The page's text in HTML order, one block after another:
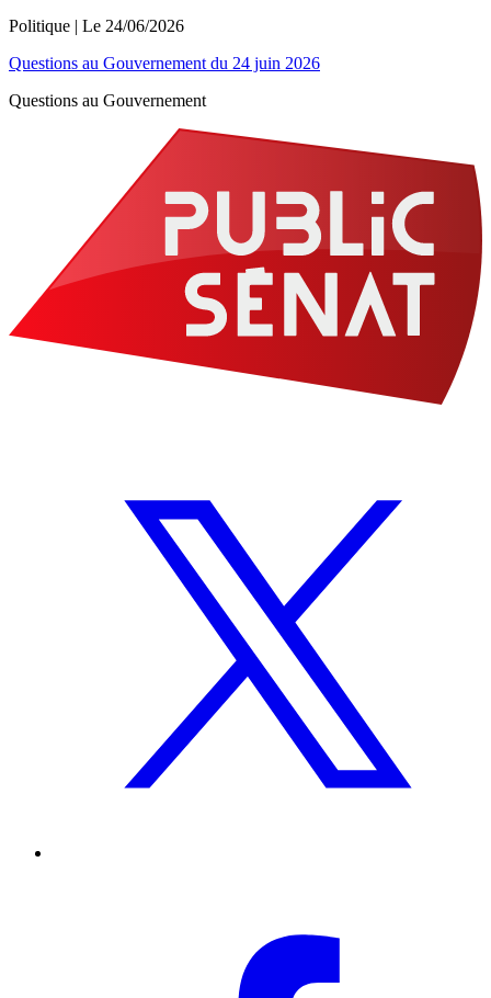
Politique | Le 24/06/2026
Questions au Gouvernement du 24 juin 2026
Questions au Gouvernement